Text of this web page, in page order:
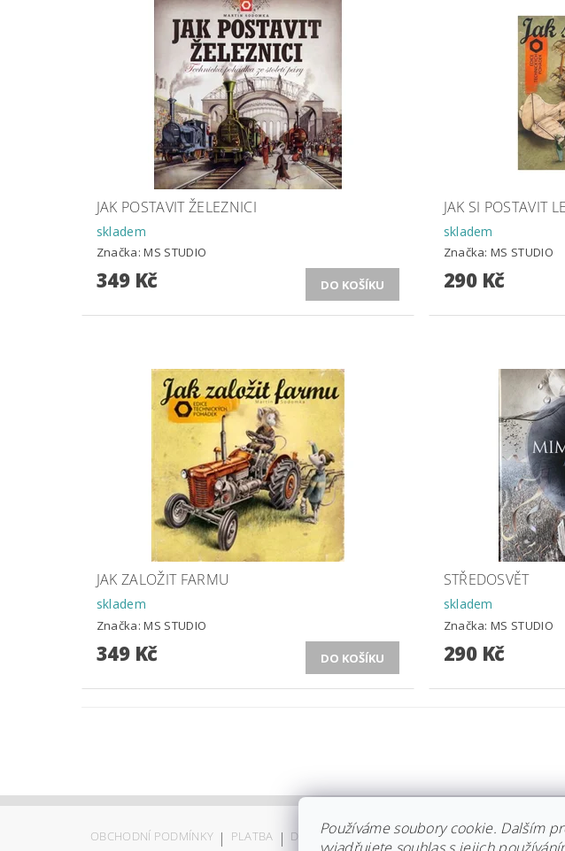
JAK POSTAVIT ŽELEZNICI
skladem
Značka:MS STUDIO
349 Kč
JAK SI POSTAVIT
skladem
Značka:MS STUDIO
290 Kč
JAK ZALOŽIT FARMU
skladem
Značka:MS STUDIO
349 Kč
STŘEDOSVĚT
skladem
Značka:MS STUDIO
290 Kč
OBCHODNÍ PODMÍNKY | PLATBA | DOPRAVA | KOLEKCE IITTALA | KOLEKCE
Používáme soubory cookie. Dalším